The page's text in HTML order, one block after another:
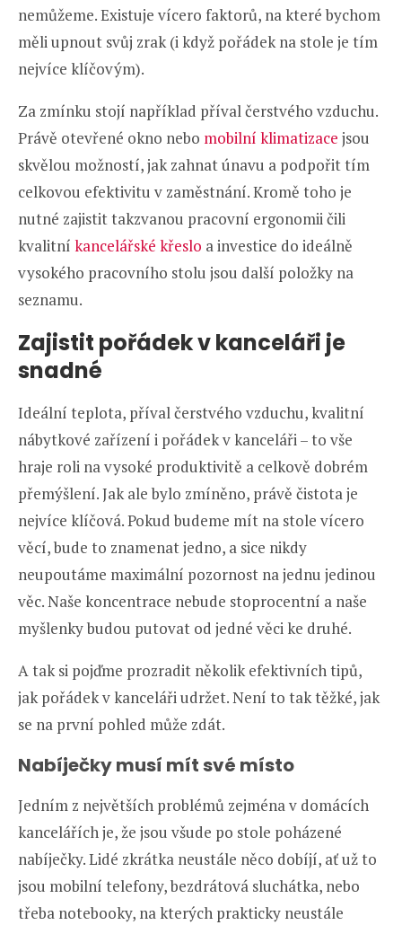
nemůžeme. Existuje vícero faktorů, na které bychom
měli upnout svůj zrak (i když pořádek na stole je tím
nejvíce klíčovým).
Za zmínku stojí například příval čerstvého vzduchu.
Právě otevřené okno nebo mobilní klimatizace jsou
skvělou možností, jak zahnat únavu a podpořit tím
celkovou efektivitu v zaměstnání. Kromě toho je
nutné zajistit takzvanou pracovní ergonomii čili
kvalitní kancelářské křeslo a investice do ideálně
vysokého pracovního stolu jsou další položky na
seznamu.
Zajistit pořádek v kanceláři je
snadné
Ideální teplota, příval čerstvého vzduchu, kvalitní
nábytkové zařízení i pořádek v kanceláři – to vše
hraje roli na vysoké produktivitě a celkově dobrém
přemýšlení. Jak ale bylo zmíněno, právě čistota je
nejvíce klíčová. Pokud budeme mít na stole vícero
věcí, bude to znamenat jedno, a sice nikdy
neupoutáme maximální pozornost na jednu jedinou
věc. Naše koncentrace nebude stoprocentní a naše
myšlenky budou putovat od jedné věci ke druhé.
A tak si pojďme prozradit několik efektivních tipů,
jak pořádek v kanceláři udržet. Není to tak těžké, jak
se na první pohled může zdát.
Nabíječky musí mít své místo
Jedním z největších problémů zejména v domácích
kancelářích je, že jsou všude po stole poházené
nabíječky. Lidé zkrátka neustále něco dobíjí, ať už to
jsou mobilní telefony, bezdrátová sluchátka, nebo
třeba notebooky, na kterých prakticky neustále